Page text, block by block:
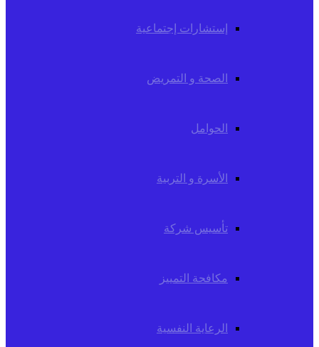
إستشارات إجتماعية
الصحة و التمريض
الحوامل
الأسرة و التربية
تأسيس شركة
مكافحة التمييز
الرعاية النفسية